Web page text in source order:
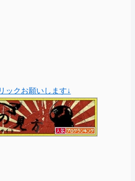
ックお願いします↓